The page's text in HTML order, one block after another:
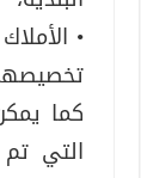
•
كما
التي تم